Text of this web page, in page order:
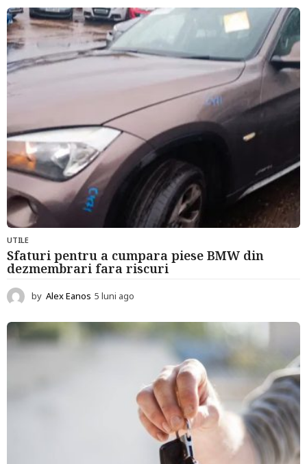
u
n
a
g
UTILE
Sfaturi pentru a cumpara piese BMW din
dezmembrari fara riscuri
by Alex Eanos 5 luni ago
u
n